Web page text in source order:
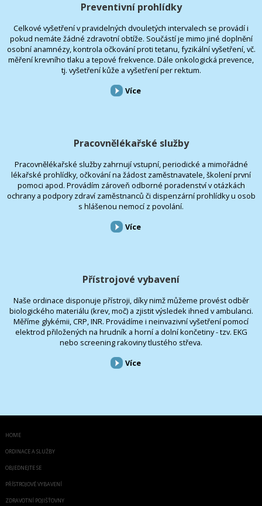
Preventivní prohlídky
Celkové vyšetření v pravidelných dvouletých intervalech se provádí i
pokud nemáte žádné zdravotní obtíže. Součástí je mimo jiné doplnění
osobní anamnézy, kontrola očkování proti tetanu, fyzikální vyšetření, vč.
měření krevního tlaku a tepové frekvence. Dále onkologická prevence,
tj. vyšetření kůže a vyšetření per rektum.
Více
Pracovnělékařské služby
Pracovnělékařské služby zahrnují vstupní, periodické a mimořádné
lékařské prohlídky, očkování na žádost zaměstnavatele, školení první
pomoci apod. Provádím zároveň odborné poradenství v otázkách
ochrany a podpory zdraví zaměstnanců či dispenzární prohlídky u osob
s hlášenou nemocí z povolání.
Více
Přístrojové vybavení
Naše ordinace disponuje přístroji, díky nimž můžeme provést odběr
biologického materiálu (krev, moč) a zjistit výsledek ihned v ambulanci.
Měříme glykémii, CRP, INR. Provádíme i neinvazivní vyšetření pomocí
elektrod přiložených na hrudník a horní a dolní končetiny - tzv. EKG
nebo screening rakoviny tlustého střeva.
Více
HOME
ORDINACE A SLUŽBY
OBJEDNEJTE SE
PŘÍSTROJOVÉ VYBAVENÍ
ZDRAVOTNÍ POJIŠŤOVNY